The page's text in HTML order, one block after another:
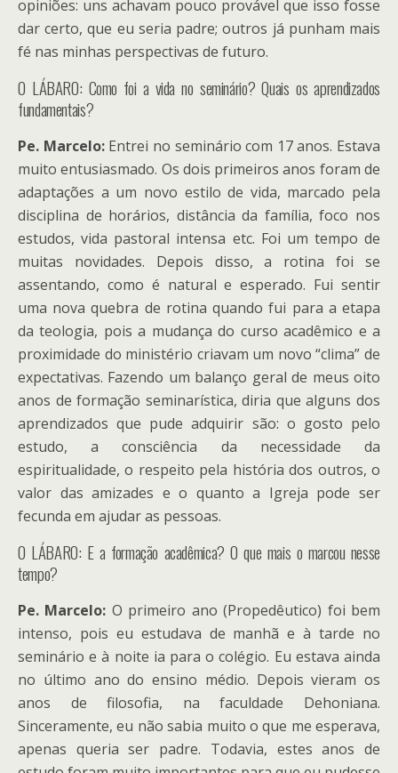
opiniões: uns achavam pouco provável que isso fosse
dar certo, que eu seria padre; outros já punham mais
fé nas minhas perspectivas de futuro.
O LÁBARO: Como foi a vida no seminário? Quais os aprendizados
fundamentais?
Pe. Marcelo:Entrei no seminário com 17 anos. Estava
muito entusiasmado. Os dois primeiros anos foram de
adaptações a um novo estilo de vida, marcado pela
disciplina de horários, distância da família, foco nos
estudos, vida pastoral intensa etc. Foi um tempo de
muitas novidades. Depois disso, a rotina foi se
assentando, como é natural e esperado. Fui sentir
uma nova quebra de rotina quando fui para a etapa
da teologia, pois a mudança do curso acadêmico e a
proximidade do ministério criavam um novo “clima” de
expectativas. Fazendo um balanço geral de meus oito
anos de formação seminarística, diria que alguns dos
aprendizados que pude adquirir são: o gosto pelo
estudo, a consciência da necessidade da
espiritualidade, o respeito pela história dos outros, o
valor das amizades e o quanto a Igreja pode ser
fecunda em ajudar as pessoas.
O LÁBARO: E a formação acadêmica? O que mais o marcou nesse
tempo?
Pe. Marcelo: O primeiro ano (Propedêutico) foi bem
intenso, pois eu estudava de manhã e à tarde no
seminário e à noite ia para o colégio. Eu estava ainda
no último ano do ensino médio. Depois vieram os
anos de filosofia, na faculdade Dehoniana.
Sinceramente, eu não sabia muito o que me esperava,
apenas queria ser padre. Todavia, estes anos de